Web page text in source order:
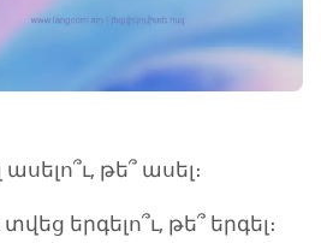
թե՞ ասել։
երգելո՞ւ, թե՞ երգել։